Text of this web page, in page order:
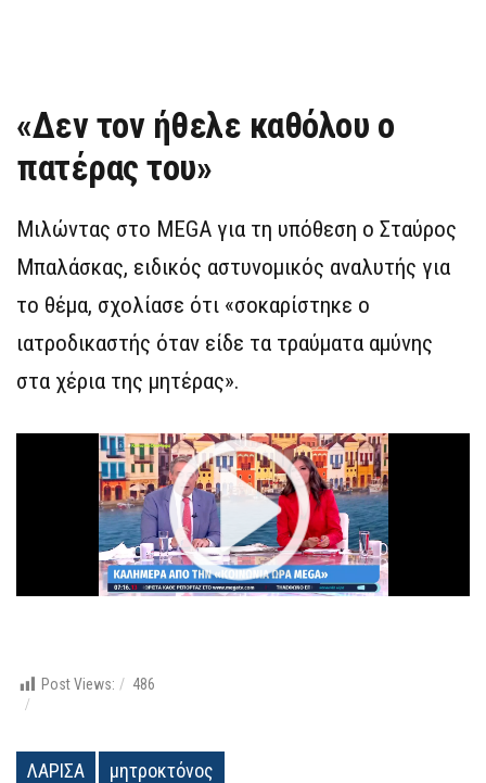
«Δεν τον ήθελε καθόλου ο
πατέρας του»
Μιλώντας στο MEGA για τη υπόθεση ο Σταύρος
Μπαλάσκας, ειδικός αστυνομικός αναλυτής για
το θέμα, σχολίασε ότι «σοκαρίστηκε ο
ιατροδικαστής όταν είδε τα τραύματα αμύνης
στα χέρια της μητέρας».
Post Views: 486
ΛΑΡΙΣΑ μητροκτόνος